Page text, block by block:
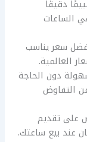
دقيقًا
الساعات
سعر يناسب
العالمية.
دون الحاجة
التفاوض
على تقديم
عند بيع ساعتك.